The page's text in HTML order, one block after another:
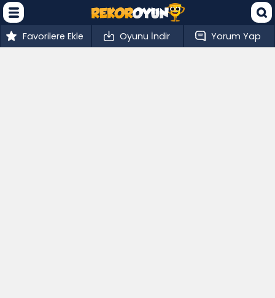
Favorilere Ekle Oyunu İndir Yorum Yap